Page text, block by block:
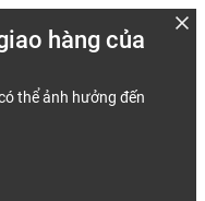
hàng của
thể ảnh hưởng đến